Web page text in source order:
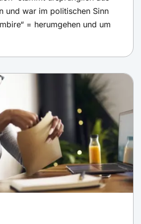
und war im politischen Sinn
= herumgehen und um